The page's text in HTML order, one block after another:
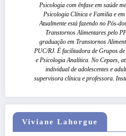
Psicologia com ênfase em saúde
Psicologia Clínica e Familia e
Atualmente está fazendo no Pós-
Transtornos Alimentares pelo
graduação em Transtornos
PUC/RJ. É facilitadora de Grupos
e Psicologia Analítica. No Cepaes,
individual de adolescentes e
supervisora clínica e professora.
Viviane Lahorgue